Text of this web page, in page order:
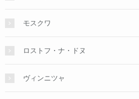
モスクワ
ロストフ・ナ・ドヌ
ヴィンニツャ